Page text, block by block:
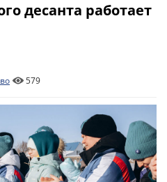
десанта работает
579